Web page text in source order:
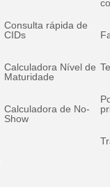
Consulta rápida de
CIDs
Calculadora Nível de
Maturidade
Calculadora de No-
Show